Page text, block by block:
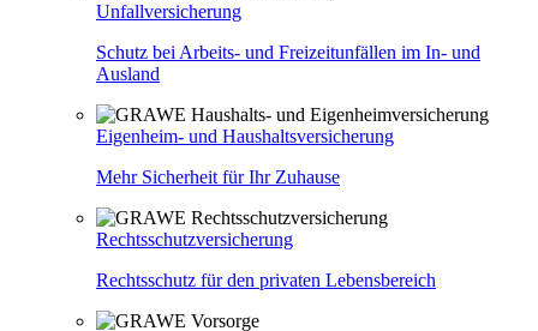
Unfallversicherung
Schutz bei Arbeits- und Freizeitunfällen im In- und
Ausland
Eigenheim- und Haushaltsversicherung
Mehr Sicherheit für Ihr Zuhause
Rechtsschutzversicherung
Rechtsschutz für den privaten Lebensbereich